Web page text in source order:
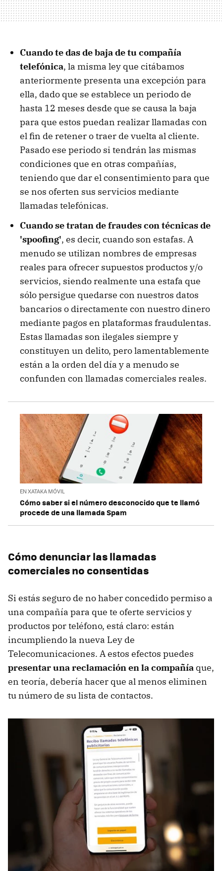
Cuando te das de baja de tu compañía
telefónica, la misma ley que citábamos
anteriormente presenta una excepción para
ella, dado que se establece un periodo de
hasta 12 meses desde que se causa la baja
para que estos puedan realizar llamadas con
el fin de retener o traer de vuelta al cliente.
Pasado ese periodo si tendrán las mismas
condiciones que en otras compañías,
teniendo que dar el consentimiento para que
se nos oferten sus servicios mediante
llamadas telefónicas.
Cuando se tratan de fraudes con técnicas de
'spoofing', es decir, cuando son estafas. A
menudo se utilizan nombres de empresas
reales para ofrecer supuestos productos y/o
servicios, siendo realmente una estafa que
sólo persigue quedarse con nuestros datos
bancarios o directamente con nuestro dinero
mediante pagos en plataformas fraudulentas.
Estas llamadas son ilegales siempre y
constituyen un delito, pero lamentablemente
están a la orden del día y a menudo se
confunden con llamadas comerciales reales.
EN XATAKA MÓVIL
Cómo saber si el número desconocido que te llamó
procede de una llamada Spam
Cómo denunciar las llamadas
comerciales no consentidas
Si estás seguro de no haber concedido permiso a
una compañía para que te oferte servicios y
productos por teléfono, está claro: están
incumpliendo la nueva Ley de
Telecomunicaciones. A estos efectos puedes
presentar una reclamación en la compañía que,
en teoría, debería hacer que al menos eliminen
tu número de su lista de contactos.